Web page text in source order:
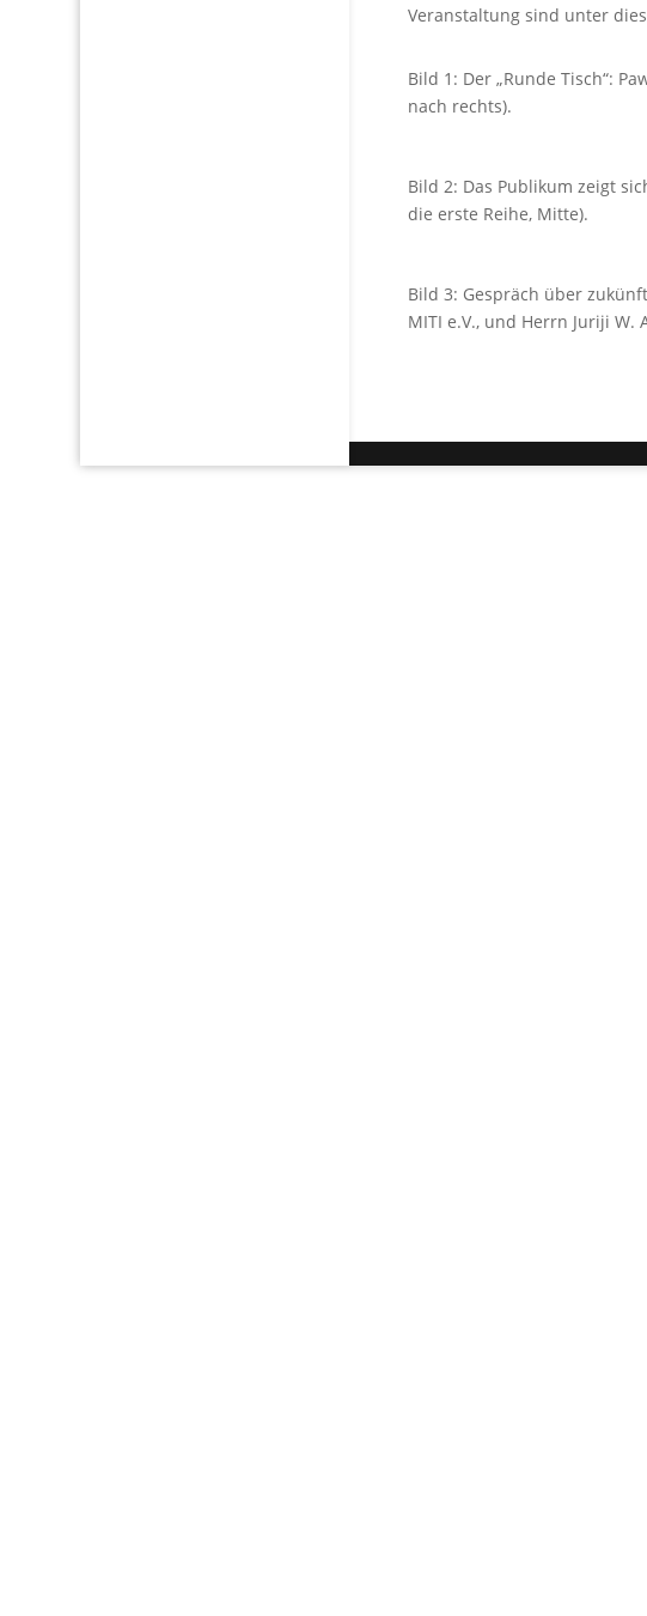
Veranstaltung sind unter
Bild 1: Der „Runde Tisch“:
nach rechts).
Bild 2: Das Publikum zeigt
die erste Reihe, Mitte).
Bild 3: Gespräch über
MITI e.V., und Herrn Juriji